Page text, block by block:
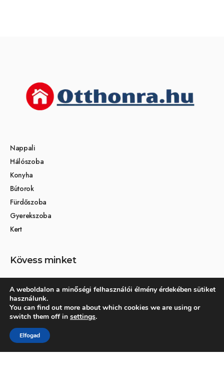
Nappali
Hálószoba
Konyha
Bútorok
Fürdőszoba
Gyerekszoba
Kert
Kövess minket
Társoldalak
Otthon és dekoráció
Kertikék kertmagazin
A weboldalon a minőségi felhasználói élmény érdekében sütiket
használunk.
You can find out more about which cookies we are using or
switch them off in settings.
Elfogad